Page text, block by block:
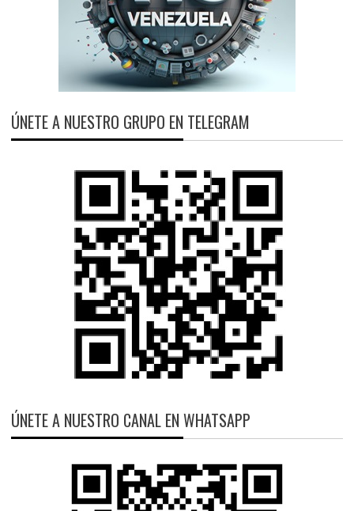
ÚNETE A NUESTRO GRUPO EN TELEGRAM
ÚNETE A NUESTRO CANAL EN WHATSAPP